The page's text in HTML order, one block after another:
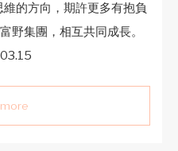
的方向，期許更多有抱負
野集團，相互共同成長。